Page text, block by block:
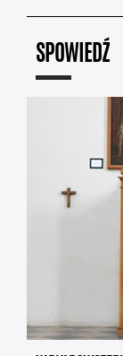
SPOWIEDŹ